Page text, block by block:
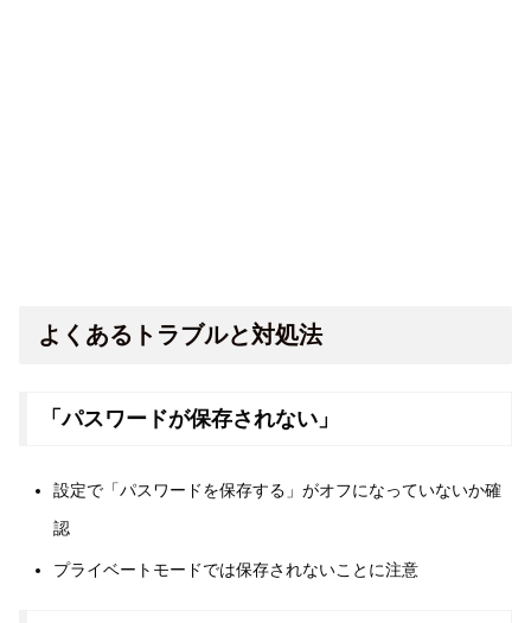
よくあるトラブルと対処法
「パスワードが保存されない」
設定で「パスワードを保存する」がオフになっていないか確
認
プライベートモードでは保存されないことに注意